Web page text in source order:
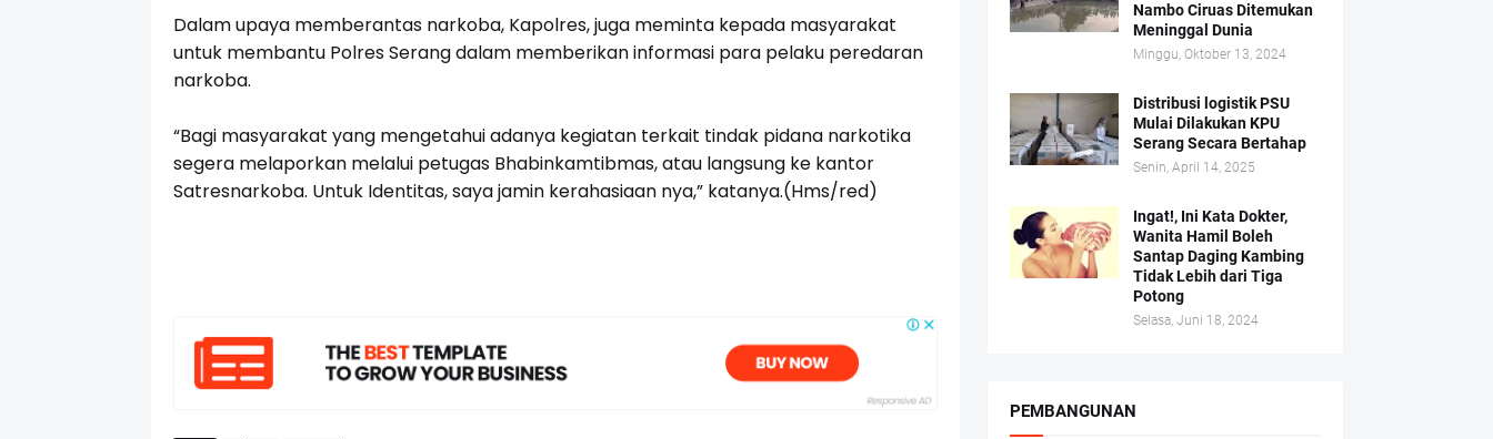
Dalam upaya memberantas narkoba, Kapolres, juga meminta kepada masyarakat
untuk membantu Polres Serang dalam memberikan informasi para pelaku peredaran
narkoba.
“Bagi masyarakat yang mengetahui adanya kegiatan terkait tindak pidana narkotika
segera melaporkan melalui petugas Bhabinkamtibmas, atau langsung ke kantor
Satresnarkoba. Untuk Identitas, saya jamin kerahasiaan nya,” katanya.(Hms/red)
Nambo Ciruas Ditemukan
Meninggal Dunia
Minggu, Oktober 13, 2024
Distribusi logistik PSU
Mulai Dilakukan KPU
Serang Secara Bertahap
Senin, April 14, 2025
Ingat!, Ini Kata Dokter,
Wanita Hamil Boleh
Santap Daging Kambing
Tidak Lebih dari Tiga
Potong
Selasa, Juni 18, 2024
PEMBANGUNAN